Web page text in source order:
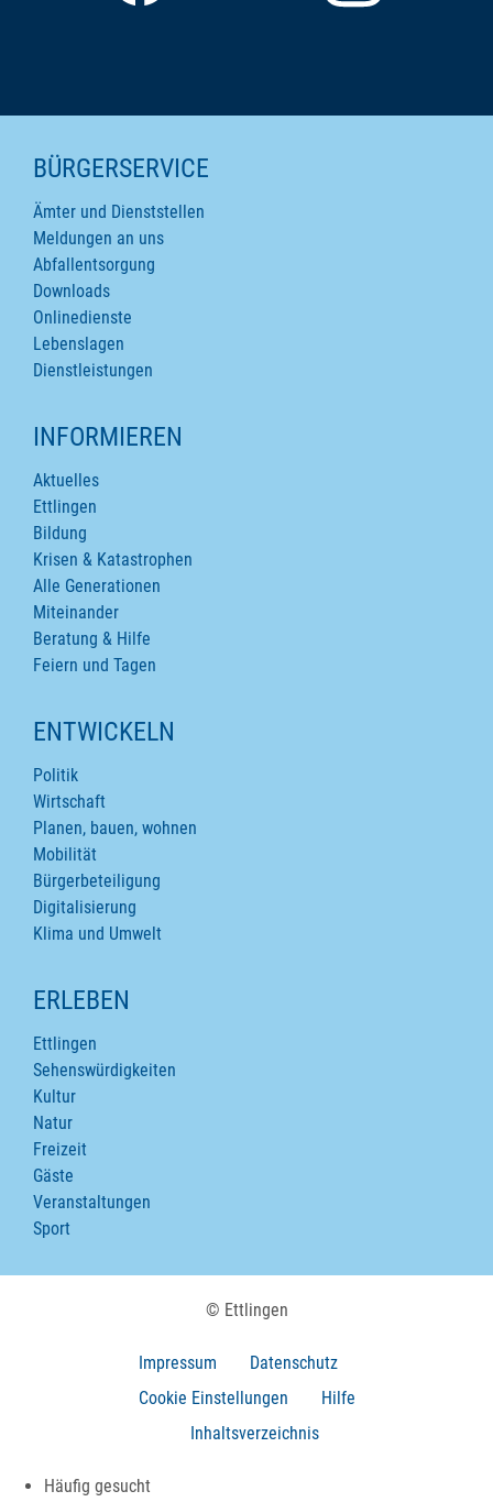
SEITENINHALTE
BÜRGERSERVICE
Ämter und Dienststellen
Meldungen an uns
Abfallentsorgung
Downloads
Onlinedienste
Lebenslagen
Dienstleistungen
INFORMIEREN
Aktuelles
Ettlingen
Bildung
Krisen & Katastrophen
Alle Generationen
Miteinander
Beratung & Hilfe
Feiern und Tagen
ENTWICKELN
Politik
Wirtschaft
Planen, bauen, wohnen
Mobilität
Bürgerbeteiligung
Digitalisierung
Klima und Umwelt
ERLEBEN
Ettlingen
Sehenswürdigkeiten
Kultur
Natur
Freizeit
Gäste
Veranstaltungen
Sport
© Ettlingen
Impressum
Datenschutz
Cookie Einstellungen
Hilfe
Inhaltsverzeichnis
Häufig gesucht